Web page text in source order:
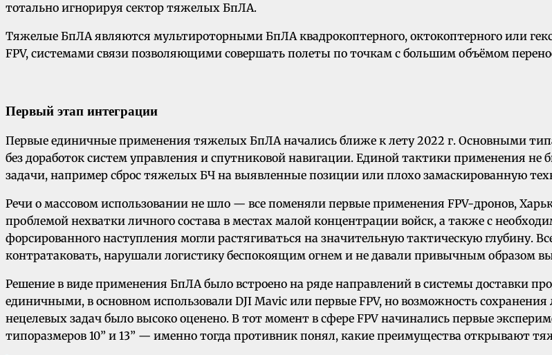
тотально игнорируя сектор тяжелых БпЛА.
Тяжелые БпЛА являются мультироторными БпЛА квадрокоптерного, октокоптерного или
FPV, системами связи позволяющими совершать полеты по точкам с большим объёмом
Первый этап интеграции
Первые единичные применения тяжелых БпЛА начались ближе к лету 2022 г. Основными
без доработок систем управления и спутниковой навигации. Единой тактики применения
задачи, например сброс тяжелых БЧ на выявленные позиции или плохо замаскированную
Речи о массовом использовании не шло — все поменяли первые применения FPV-дронов,
проблемой нехватки личного состава в местах малой концентрации войск, а также с
форсированного наступления могли растягиваться на значительную тактическую глубину.
контратаковать, нарушали логистику беспокоящим огнем и не давали привычным образом
Решение в виде применения БпЛА было встроено на ряде направлений в системы доставки
единичными, в основном использовали DJI Mavic или первые FPV, но возможность
нецелевых задач было высоко оценено. В тот момент в сфере FPV начинались первые
типоразмеров 10” и 13” — именно тогда противник понял, какие преимущества открывают